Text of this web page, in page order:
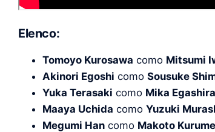
Elenco:
Tomoyo Kurosawa como Mitsumi
Akinori Egoshi como Sousuke
Yuka Terasaki como Mika
Maaya Uchida como Yuzuki
Megumi Han como Makoto Kurume